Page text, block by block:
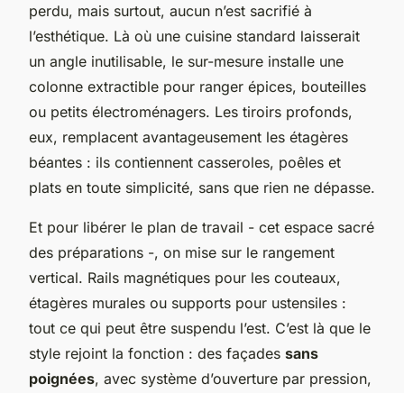
perdu, mais surtout, aucun n’est sacrifié à
l’esthétique. Là où une cuisine standard laisserait
un angle inutilisable, le sur-mesure installe une
colonne extractible pour ranger épices, bouteilles
ou petits électroménagers. Les tiroirs profonds,
eux, remplacent avantageusement les étagères
béantes : ils contiennent casseroles, poêles et
plats en toute simplicité, sans que rien ne dépasse.
Et pour libérer le plan de travail - cet espace sacré
des préparations -, on mise sur le rangement
vertical. Rails magnétiques pour les couteaux,
étagères murales ou supports pour ustensiles :
tout ce qui peut être suspendu l’est. C’est là que le
style rejoint la fonction : des façades sans
poignées, avec système d’ouverture par pression,